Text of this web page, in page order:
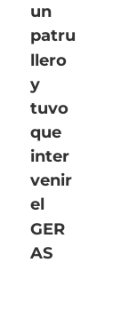
un
patru
llero
y
tuvo
que
inter
venir
el
GER
AS